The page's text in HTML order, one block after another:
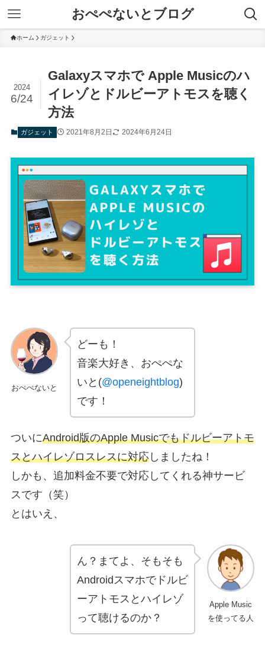
おぺぺないとブログ
ホーム ガジェット
Galaxyスマホで Apple Musicのハ
イレゾとドルビーアトモスを聴く
方法
2024
6/24
ガジェット 2021年8月2日 2024年6月24日
おぺぺないと
どーも！
音楽大好き、おぺぺな
いと(@openeightblog)
です！
ついにAndroid版のApple Musicでもドルビーアトモ
スとハイレゾロスレスに対応しましたね！
しかも、追加料金不要で対応してくれる神サービ
スです（笑）
とはいえ、
Apple Music
を使ってる人
ん？まてよ、そもそも
Androidスマホでドルビ
ーアトモスとハイレゾ
って聴けるのか？